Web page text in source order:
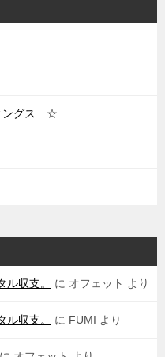
ングス ☆
収支。 に オフェット より
収支。 に FUMI より